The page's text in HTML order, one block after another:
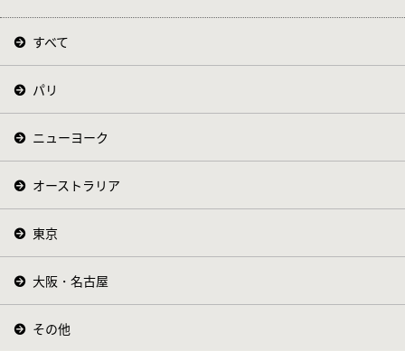
すべて
パリ
ニューヨーク
オーストラリア
東京
大阪・名古屋
その他